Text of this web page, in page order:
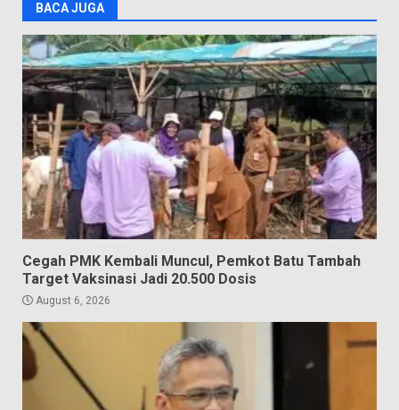
BACA JUGA
Cegah PMK Kembali Muncul, Pemkot Batu Tambah
Target Vaksinasi Jadi 20.500 Dosis
August 6, 2026